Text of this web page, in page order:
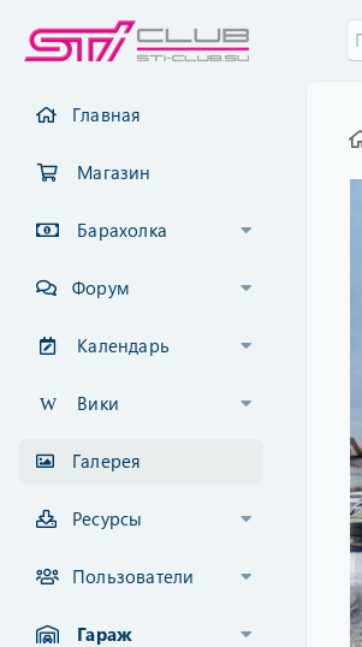
Главная
Магазин
Барахолка
Форум
Календарь
Вики
Галерея
Ресурсы
Пользователи
Гараж